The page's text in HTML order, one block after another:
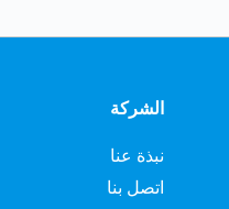
الشركة
نبذة عنا
اتصل بنا